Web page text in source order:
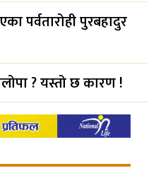
पर्वतारोही पुरबहादुर
? यस्तो छ कारण !